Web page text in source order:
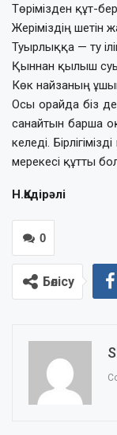
Төрімізден құт-
Жеріміздің шетін
Туырлыққа — ту
Қыннан қылыш
Көк найзаның
Осы орайда біз
санайтын барша
келеді.
мерекесі құтты
Н.Қадірәлі
0
Бөлісу